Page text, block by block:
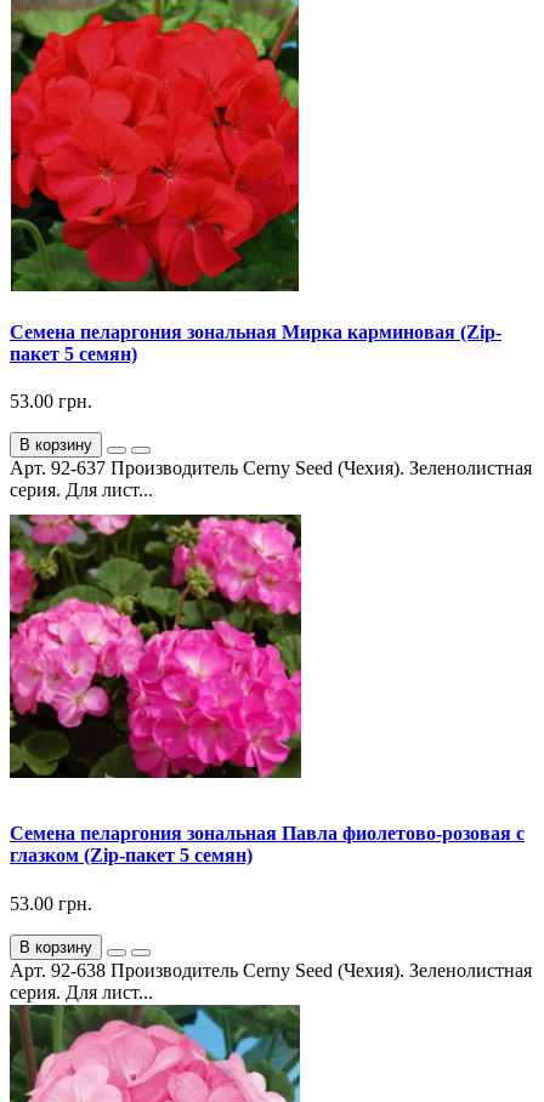
Семена пеларгония зональная Мирка карминовая (Zip-
пакет 5 семян)
53.00 грн.
В корзину
Арт. 92-637 Производитель Cerny Seed (Чехия). Зеленолистная
серия. Для лист...
Семена пеларгония зональная Павла фиолетово-розовая с
глазком (Zip-пакет 5 семян)
53.00 грн.
В корзину
Арт. 92-638 Производитель Cerny Seed (Чехия). Зеленолистная
серия. Для лист...